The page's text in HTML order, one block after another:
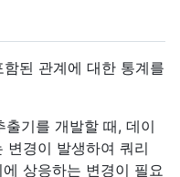
된 관계에 대한 통계를
기를 개발할 때, 데이
변경이 발생하여 쿼리
상응하는 변경이 필요